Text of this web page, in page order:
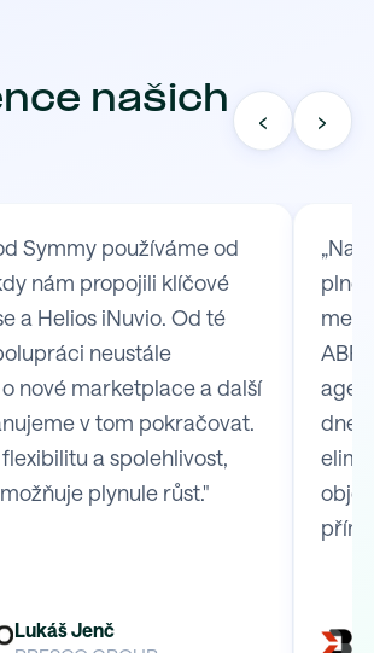
našich
‹ ›
Symmy používáme od
nám propojili klíčové
a Helios iNuvio. Od té
neustále
nové marketplace a další
v tom pokračovat.
a spolehlivost,
plynule růst."
Lukáš Jenč
„Na
plně
mezi
dnes